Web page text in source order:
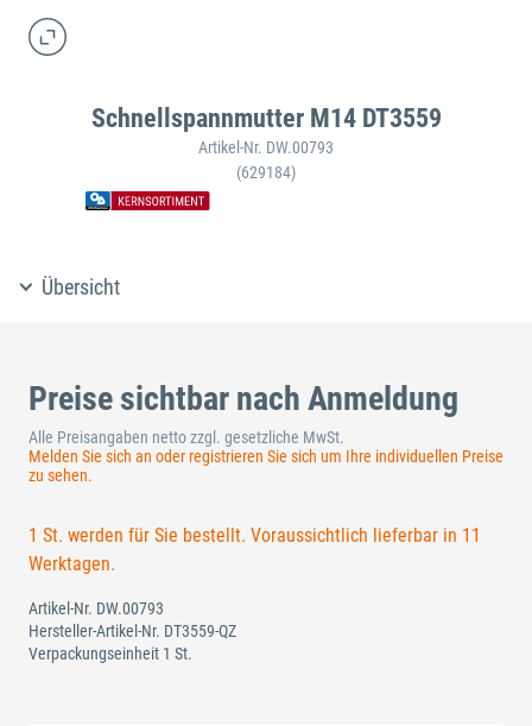
Schnellspannmutter M14 DT3559
Artikel-Nr. DW.00793
(629184)
Übersicht
Preise sichtbar nach Anmeldung
Alle Preisangaben netto zzgl. gesetzliche MwSt.
Melden Sie sich an oder registrieren Sie sich um Ihre individuellen Preise
zu sehen.
1 St. werden für Sie bestellt. Voraussichtlich lieferbar in 11
Werktagen.
Artikel-Nr. DW.00793
Hersteller-Artikel-Nr. DT3559-QZ
Verpackungseinheit 1 St.